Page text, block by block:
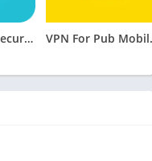
Speed VPN - Secure VPN Proxy